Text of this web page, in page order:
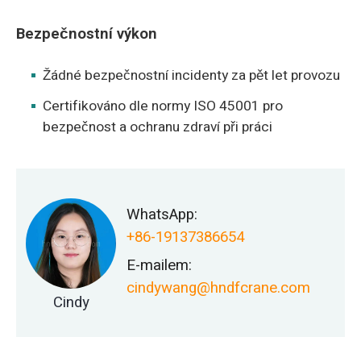
Bezpečnostní výkon
Žádné bezpečnostní incidenty za pět let provozu
Certifikováno dle normy ISO 45001 pro
bezpečnost a ochranu zdraví při práci
Cindy
WhatsApp:
+86-19137386654
E-mailem:
cindywang@hndfcrane.com